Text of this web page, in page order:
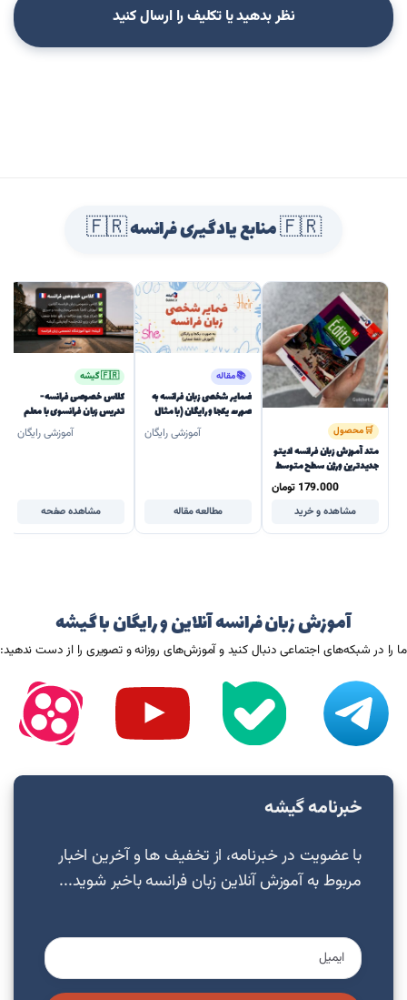
نظر بدهید یا تکلیف را ارسال کنید
🇫🇷 منابع یادگیری فرانسه 🇫🇷
🛒 محصول
متد آموزش زبان فرانسه ادیتو
جدیدترین ورژن سطح متوسط
179.000 تومان
مشاهده و خرید
📚 مقاله
ضمایر شخصی زبان فرانسه به
صورت یکجا و رایگان (با مثال
تصویری و تلفظ)آموزشی رایگان
مطالعه مقاله
🇫🇷 گیشه
کلاس خصوصی فرانسه -
تدریس زبان فرانسوی با معلم
آموزشی رایگان
مشاهده صفحه
آموزش زبان فرانسه آنلاین و رایگان با گیشه
ما را در شبکه‌های اجتماعی دنبال کنید و آموزش‌های روزانه و تصویری را از دست ندهید:
خبرنامه گیشه
با عضویت در خبرنامه، از تخفیف ها و آخرین اخبار
مربوط به آموزش آنلاین زبان فرانسه باخبر شوید...